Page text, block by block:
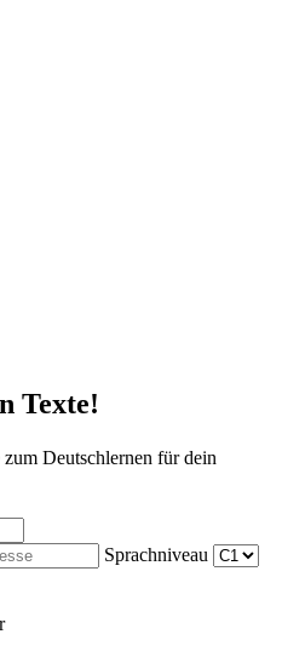
Texte!
Deutschlernen für dein
Sprachniveau